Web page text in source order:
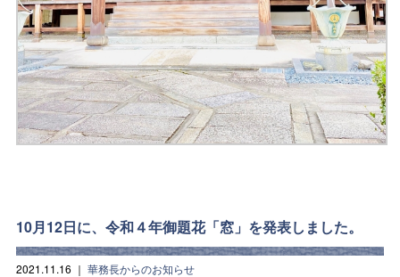
10月12日に、令和４年御題花「窓」を発表しました。
2021.11.16 ｜ 華務長からのお知らせ